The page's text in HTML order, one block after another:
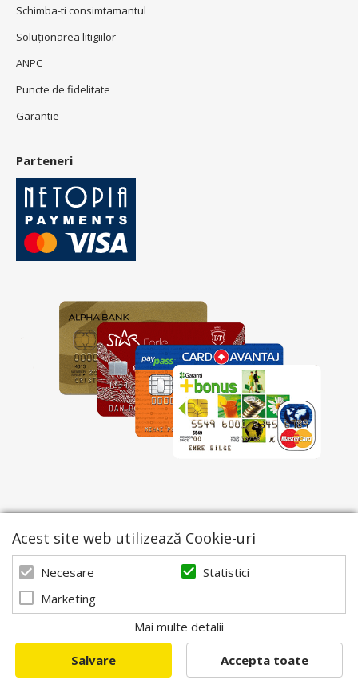
Schimba-ti consimtamantul
Soluționarea litigiilor
ANPC
Puncte de fidelitate
Garantie
Parteneri
Acest site web utilizează Cookie-uri
Necesare
Statistici
Marketing
Mai multe detalii
Salvare Accepta toate
© 2026 Apis Blaj - Utilaje apicole. Powered byblugento